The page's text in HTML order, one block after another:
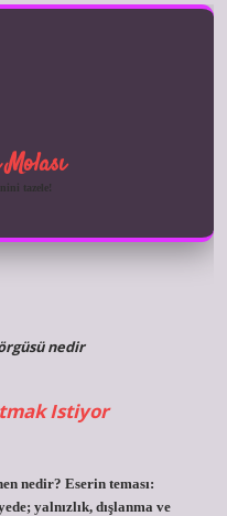
tazele!
nedir
Istiyor
nedir? Eserin teması:
yalnızlık, dışlanma ve